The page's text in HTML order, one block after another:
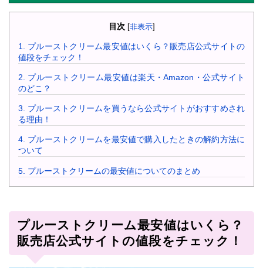
目次 [非表示]
1.
プルーストクリーム最安値はいくら？販売店公式サイトの
値段をチェック！
2.
プルーストクリーム最安値は楽天・Amazon・公式サイト
のどこ？
3.
プルーストクリームを買うなら公式サイトがおすすめされ
る理由！
4. プルーストクリームを最安値で購入したときの解約方法に
ついて
5. プルーストクリームの最安値についてのまとめ
プルーストクリーム最安値はいくら？
販売店公式サイトの値段をチェック！